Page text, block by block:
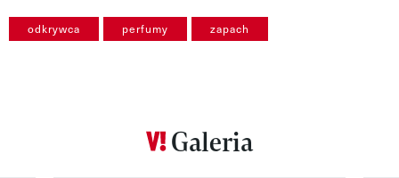
odkrywca perfumy zapach
Galeria